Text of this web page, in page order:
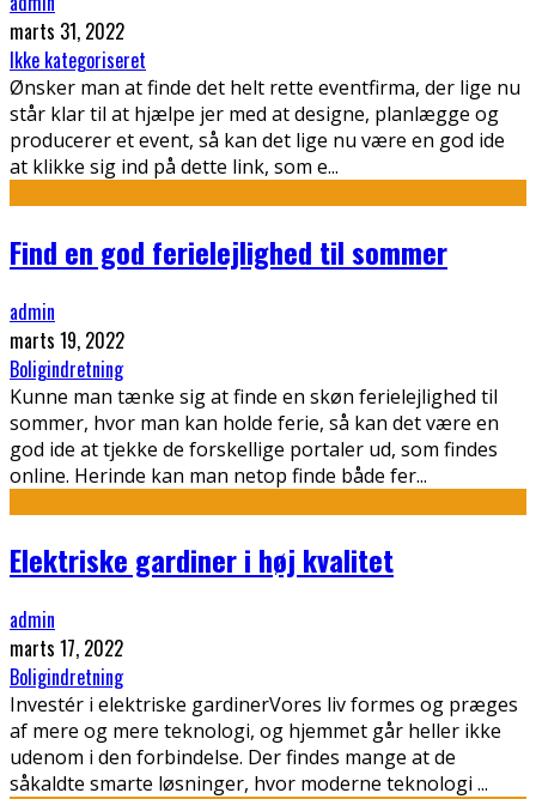
marts 31, 2022
Ikke kategoriseret
Ønsker man at finde det helt rette eventfirma, der lige nu
står klar til at hjælpe jer med at designe, planlægge og
producerer et event, så kan det lige nu være en god ide
at klikke sig ind på dette link, som e...
Find en god ferielejlighed til sommer
admin
marts 19, 2022
Boligindretning
Kunne man tænke sig at finde en skøn ferielejlighed til
sommer, hvor man kan holde ferie, så kan det være en
god ide at tjekke de forskellige portaler ud, som findes
online. Herinde kan man netop finde både fer...
Elektriske gardiner i høj kvalitet
admin
marts 17, 2022
Boligindretning
Investér i elektriske gardinerVores liv formes og præges
af mere og mere teknologi, og hjemmet går heller ikke
udenom i den forbindelse. Der findes mange at de
såkaldte smarte løsninger, hvor moderne teknologi ...